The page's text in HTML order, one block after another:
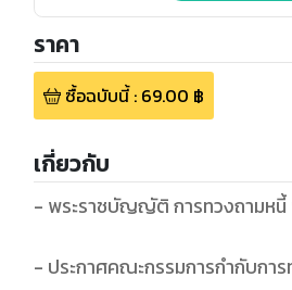
ราคา
ซื้อฉบับนี้: 69.00 ฿
เกี่ยวกับ
- พระราชบัญญัติ การทวงถามห
- ประกาศคณะกรรมการกำกับกา